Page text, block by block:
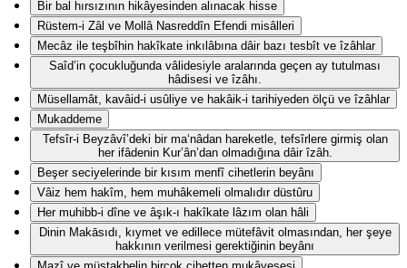
Bir bal hırsızının hikâyesinden alınacak hisse
Rüstem-i Zâl ve Mollâ Nasreddîn Efendi misâlleri
Mecâz ile teşbîhin hakîkate inkılâbına dâir bazı tesbît ve îzâhlar
Saîd’in çocukluğunda vâlidesiyle aralarında geçen ay tutulması
hâdisesi ve îzâhı.
Müsellamât, kavâid-i usûliye ve hakâik-i tarihiyeden ölçü ve îzâhlar
Mukaddeme
Tefsîr-i Beyzâvî’deki bir ma‘nâdan hareketle, tefsîrlere girmiş olan
her ifâdenin Kur’ân’dan olmadığına dâir îzâh.
Beşer seciyelerinde bir kısım menfî cihetlerin beyânı
Vâiz hem hakîm, hem muhâkemeli olmalıdır düstûru
Her muhibb-i dîne ve âşık-ı hakîkate lâzım olan hâli
Dinin Makāsıdı, kıymet ve edillece mütefâvit olmasından, her şeye
hakkının verilmesi gerektiğinin beyânı